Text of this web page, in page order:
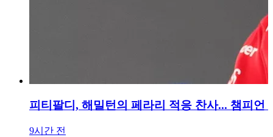
피티팔디, 해밀턴의 페라리 적응 찬사... 챔피언
9시간 전